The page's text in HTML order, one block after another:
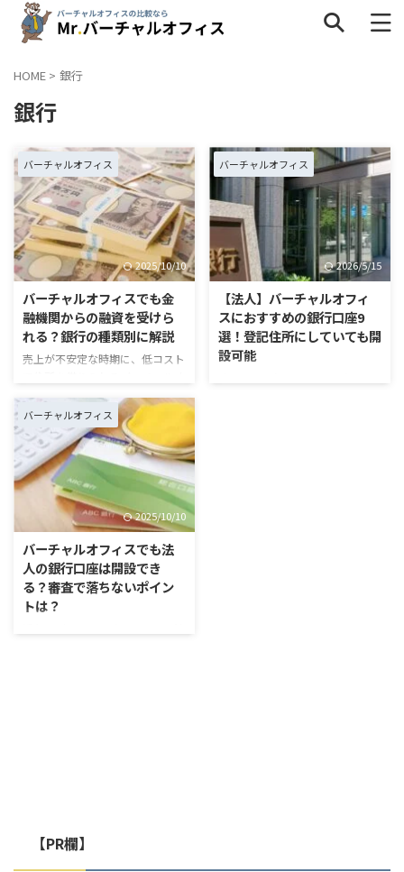
タグ一覧
インタビュー
キャンペーン サービス内容
ネットショップ バーチャルオフィスの疑問 個人事業主
地域 料金・格安 比較 法人 解約
評判・口コミ 選び方 銀行
HOME > 銀行
銀行
バーチャルオフィス
2025/10/10
バーチャルオフィスでも金
融機関からの融資を受けら
れる？銀行の種類別に解説
売上が不安定な時期に、低コスト
フィスは魅力です。ただ、そこで
心配になるのは「銀行からの融資
を受けられるのかどうか」ではな
いでしょうか。借りた住所に営業
実態が存在しないことから、「マ
イナス評価を受けたり審査落ちし
たりしないだろうか？…」と不安
に感じている方も多いはずです。
に、バーチャルオフィスでの融資
対応可否を紹介します。後半で
は、そのほかの資金調達方法も紹
介していますので、ぜひ最後まで
バーチャルオフィス
2026/5/15
【法人】バーチャルオフィ
スにおすすめの銀行口座9
選！登記住所にしていても開
設可能
バーチャルオフィス
2025/10/10
バーチャルオフィスでも法
人の銀行口座は開設でき
る？審査で落ちないポイン
トは？
office.jp/virtual-office-bank-
【PR欄】